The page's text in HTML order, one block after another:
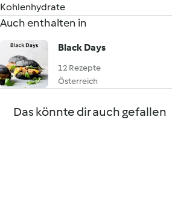
Kohlenhydrate
Auch enthalten in
Black Days
12 Rezepte
Österreich
Das könnte dir auch gefallen